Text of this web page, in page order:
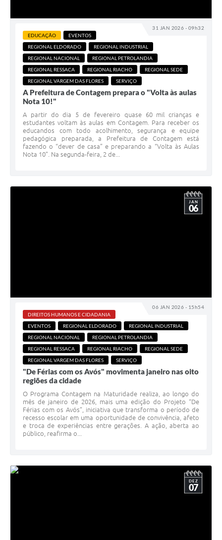
31 JAN 2026 - 09h32
EDUCAÇÃO
EVENTOS
REGIONAL ELDORADO
REGIONAL INDUSTRIAL
REGIONAL NACIONAL
REGIONAL PETROLANDIA
REGIONAL RESSACA
REGIONAL RIACHO
REGIONAL SEDE
REGIONAL VARGEM DAS FLORES
SERVIÇO
A Prefeitura de Contagem prepara o "Volta às aulas
Nota 10!"
A partir do dia 5 de fevereiro quase 60 mil crianças e
estudantes voltam às aulas em Contagem. Para receber os
educandos com todo acolhimento, segurança e equipe
pedagógica preparada, a Prefeitura de Contagem está
fazendo o “dever de casa” e preparando a “Volta às Aulas
Nota 10”. Na segunda-feira, 2 de...
06 JAN 2026 - 15h54
JAN
06
DIREITOS HUMANOS E CIDADANIA
EVENTOS
REGIONAL ELDORADO
REGIONAL INDUSTRIAL
REGIONAL NACIONAL
REGIONAL PETROLANDIA
REGIONAL RESSACA
REGIONAL RIACHO
REGIONAL SEDE
REGIONAL VARGEM DAS FLORES
SERVIÇO
"De Férias com os Avós" movimenta janeiro nas oito
regiões da cidade
O Programa Contagem na Maturidade realiza, ao longo do
mês de janeiro de 2026, mais uma edição do Projeto “De
Férias com os Avós”, iniciativa que transforma o período de
recesso escolar em uma oportunidade de convivência, afeto
e troca de experiências entre gerações. A ação, aberta ao
público, reafirma o...
DEZ
07